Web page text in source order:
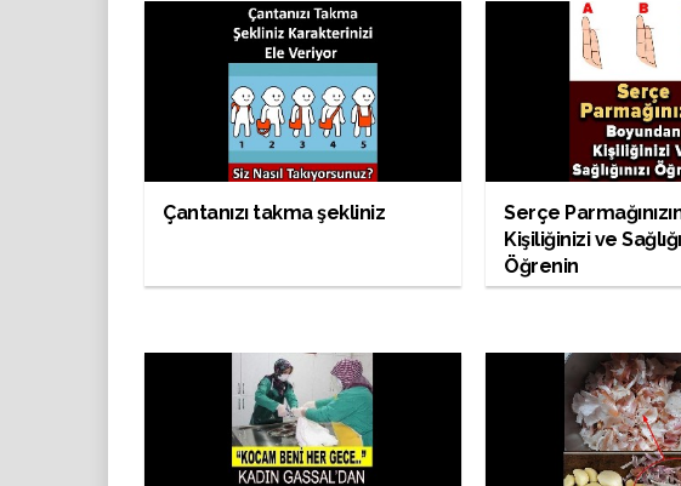
Çantanızı takma şekliniz
Serçe
Kişiliğinizi ve
Öğrenin